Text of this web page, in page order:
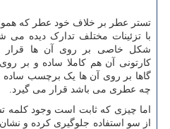
تستر عطر بر خلاف خود عطر که
با تزئینات مختلف تدارک دیده می
شکل خاصی بر روی آن ها قرار
کارتونی آن هم کاملا ساده و بر
گاها بر روی آن ها یک برچسب
چه عطری می باشد قرار می گیرد.
اما چیزی که ثابت است وجود کلمه
از سو استفاده جلوگیری کرده و